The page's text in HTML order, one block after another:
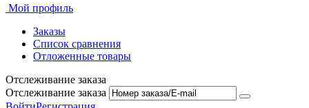
Мой профиль
Заказы
Список сравнения
Отложенные товары
Отслеживание заказа
Отслеживание заказа